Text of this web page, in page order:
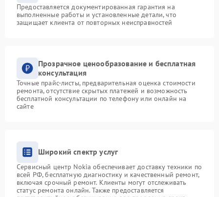
Предоставляется документированная гарантия на
выполненные работы и установленные детали, что
защищает клиента от повторных неисправностей
Прозрачное ценообразование и бесплатная
консультация
Точные прайс-листы, предварительная оценка стоимости
ремонта, отсутствие скрытых платежей и возможность
бесплатной консультации по телефону или онлайн на
сайте
Широкий спектр услуг
Сервисный центр Nokia обеспечивает доставку техники по
всей РФ, бесплатную диагностику и качественный ремонт,
включая срочный ремонт. Клиенты могут отслеживать
статус ремонта онлайн. Также предоставляется